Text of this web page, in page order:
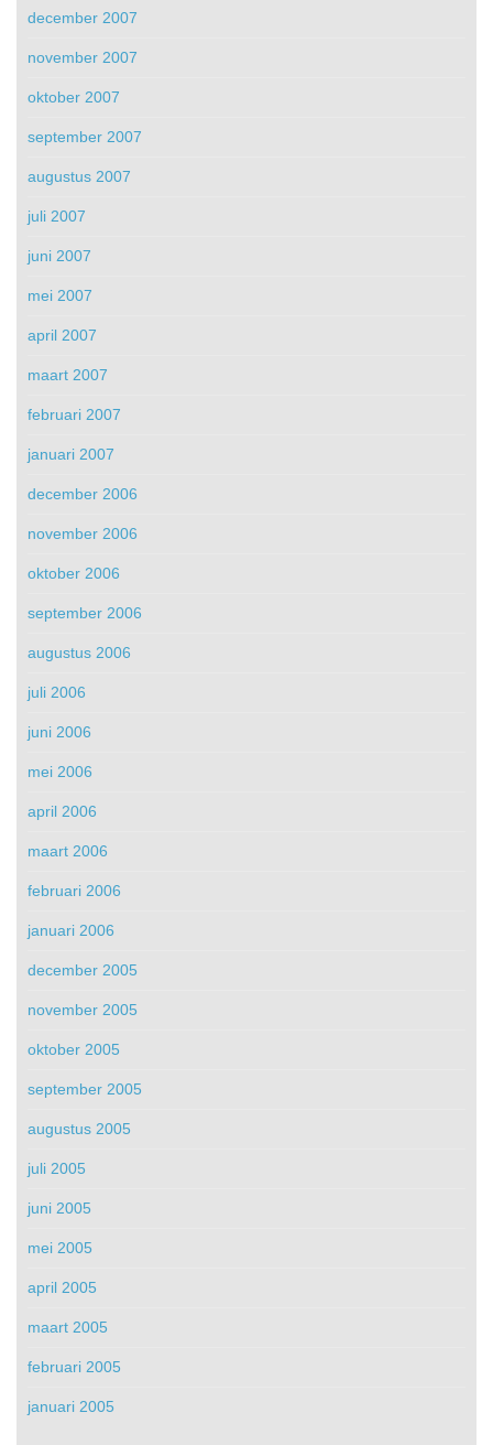
december 2007
november 2007
oktober 2007
september 2007
augustus 2007
juli 2007
juni 2007
mei 2007
april 2007
maart 2007
februari 2007
januari 2007
december 2006
november 2006
oktober 2006
september 2006
augustus 2006
juli 2006
juni 2006
mei 2006
april 2006
maart 2006
februari 2006
januari 2006
december 2005
november 2005
oktober 2005
september 2005
augustus 2005
juli 2005
juni 2005
mei 2005
april 2005
maart 2005
februari 2005
januari 2005